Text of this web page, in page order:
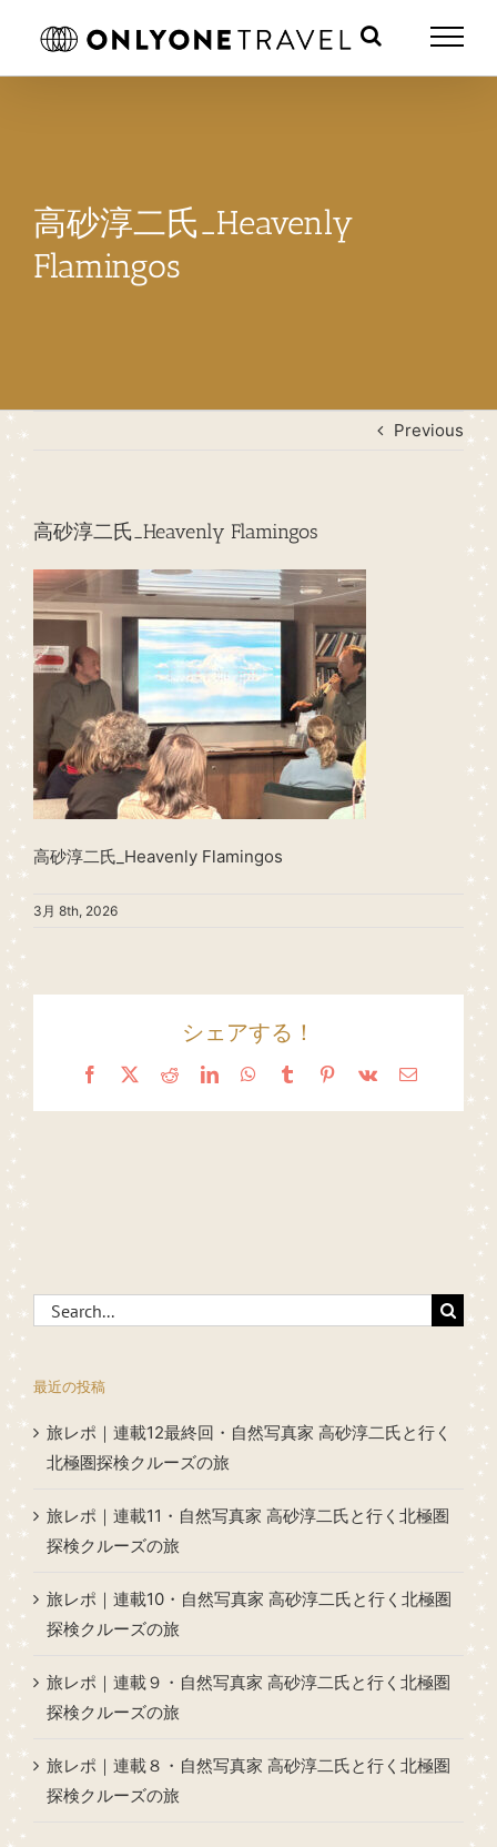
高砂淳二氏_Heavenly
Flamingos
Previous
高砂淳二氏_Heavenly Flamingos
高砂淳二氏_Heavenly Flamingos
3月 8th, 2026
シェアする！
Facebook
X RedditLinkedInWhatsApp
TumblrPinterest
Vk Email
Search
for:
最近の投稿
旅レポ｜連載12最終回・自然写真家 高砂淳二氏と行く
北極圏探検クルーズの旅
旅レポ｜連載11・自然写真家 高砂淳二氏と行く北極圏
探検クルーズの旅
旅レポ｜連載10・自然写真家 高砂淳二氏と行く北極圏
探検クルーズの旅
旅レポ｜連載９・自然写真家 高砂淳二氏と行く北極圏
探検クルーズの旅
旅レポ｜連載８・自然写真家 高砂淳二氏と行く北極圏
探検クルーズの旅